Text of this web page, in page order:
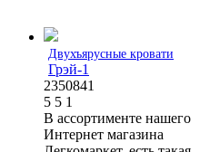
Двухъярусные кровати
Грэй-1
2350841
5 5 1
В ассортименте нашего
Интернет магазина